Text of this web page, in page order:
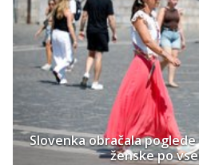
Slovenka obračala
ženske po